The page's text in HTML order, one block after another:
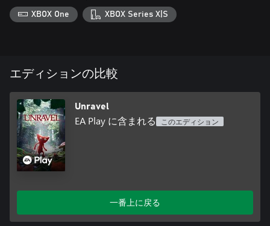
XBOX One XBOX Series X|S
エディションの比較
Unravel
EA Play に含まれる このエディション
一番上に戻る